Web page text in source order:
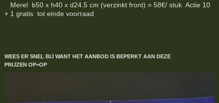
Merel b50 x h40 x d24.5 cm (verzinkt front) = 58€/ stuk Actie 10
+ 1 gratis tot einde voorraad
WEES ER SNEL BIJ WANT HET AANBOD IS BEPERKTAAN DEZE
PRIJZENOP=OP